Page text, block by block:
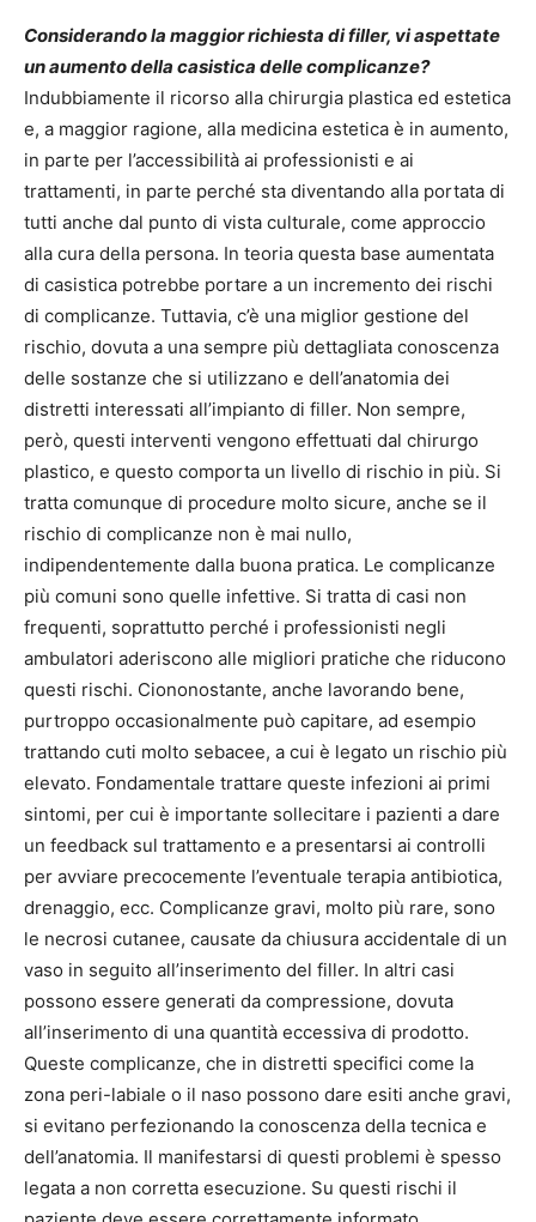
Considerando la maggior richiesta di filler, vi aspettate
un aumento della casistica delle complicanze?
Indubbiamente il ricorso alla chirurgia plastica ed estetica
e, a maggior ragione, alla medicina estetica è in aumento,
in parte per l’accessibilità ai professionisti e ai
trattamenti, in parte perché sta diventando alla portata di
tutti anche dal punto di vista culturale, come approccio
alla cura della persona. In teoria questa base aumentata
di casistica potrebbe portare a un incremento dei rischi
di complicanze. Tuttavia, c’è una miglior gestione del
rischio, dovuta a una sempre più dettagliata conoscenza
delle sostanze che si utilizzano e dell’anatomia dei
distretti interessati all’impianto di filler. Non sempre,
però, questi interventi vengono effettuati dal chirurgo
plastico, e questo comporta un livello di rischio in più. Si
tratta comunque di procedure molto sicure, anche se il
rischio di complicanze non è mai nullo,
indipendentemente dalla buona pratica. Le complicanze
più comuni sono quelle infettive. Si tratta di casi non
frequenti, soprattutto perché i professionisti negli
ambulatori aderiscono alle migliori pratiche che riducono
questi rischi. Ciononostante, anche lavorando bene,
purtroppo occasionalmente può capitare, ad esempio
trattando cuti molto sebacee, a cui è legato un rischio più
elevato. Fondamentale trattare queste infezioni ai primi
sintomi, per cui è importante sollecitare i pazienti a dare
un feedback sul trattamento e a presentarsi ai controlli
per avviare precocemente l’eventuale terapia antibiotica,
drenaggio, ecc. Complicanze gravi, molto più rare, sono
le necrosi cutanee, causate da chiusura accidentale di un
vaso in seguito all’inserimento del filler. In altri casi
possono essere generati da compressione, dovuta
all’inserimento di una quantità eccessiva di prodotto.
Queste complicanze, che in distretti specifici come la
zona peri-labiale o il naso possono dare esiti anche gravi,
si evitano perfezionando la conoscenza della tecnica e
dell’anatomia. Il manifestarsi di questi problemi è spesso
legata a non corretta esecuzione. Su questi rischi il